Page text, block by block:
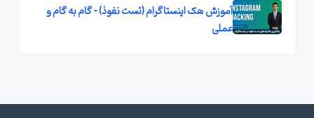
آموزش هک اینستاگرام (تست نفوذ) - گام به گام و
عملی